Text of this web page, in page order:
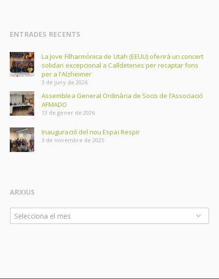
ENTRADES RECENTS
La Jove Filharmònica de Utah (EEUU) oferirà un concert
solidari excepcional a Calldetenes per recaptar fons
per a l’Alzheimer
3 de juny de 2026
Assemblea General Ordinària de Socis de l’Associació
AFMADO
13 de gener de 2026
Inauguració del nou Espai Respir
3 de novembre de 2025
ARXIUS
Arxius
Selecciona el mes